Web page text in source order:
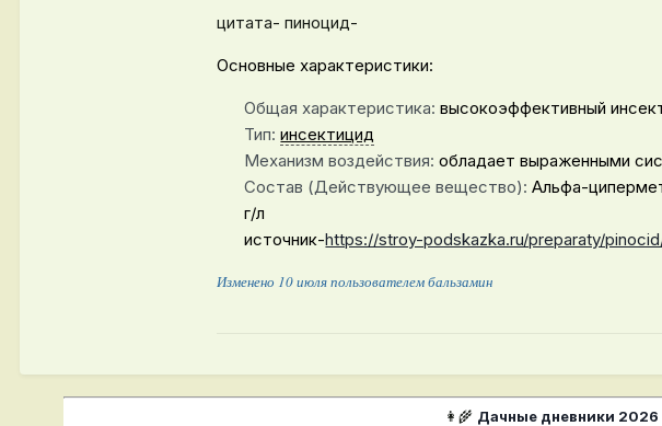
хорошо, потому что поздняя.
цитата- пиноцид-
Основные характеристики:
Общая характеристика: высокоэффективный
Тип: инсектицид
Механизм воздействия: обладает выраженными
Состав (Действующее вещество): Альфа-
г/л
источник-https://stroy-podskazka.ru/preparaty/
Изменено 10 июляпользователем бальзамин
👩‍🌾 Дачные дневники 2026